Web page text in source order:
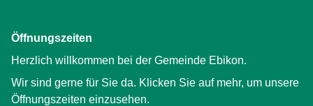
Öffnungszeiten
Herzlich willkommen bei der Gemeinde Ebikon.
Wir sind gerne für Sie da. Klicken Sie auf mehr, um unsere
Öffnungszeiten einzusehen.